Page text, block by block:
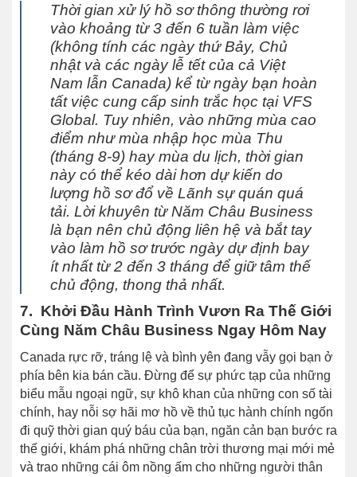
Thời gian xử lý hồ sơ thông thường rơi
vào khoảng từ 3 đến 6 tuần làm việc
(không tính các ngày thứ Bảy, Chủ
nhật và các ngày lễ tết của cả Việt
Nam lẫn Canada) kể từ ngày bạn hoàn
tất việc cung cấp sinh trắc học tại VFS
Global. Tuy nhiên, vào những mùa cao
điểm như mùa nhập học mùa Thu
(tháng 8-9) hay mùa du lịch, thời gian
này có thể kéo dài hơn dự kiến do
lượng hồ sơ đổ về Lãnh sự quán quá
tải. Lời khuyên từ Năm Châu Business
là bạn nên chủ động liên hệ và bắt tay
vào làm hồ sơ trước ngày dự định bay
ít nhất từ 2 đến 3 tháng để giữ tâm thế
chủ động, thong thả nhất.
7. Khởi Đầu Hành Trình Vươn Ra Thế Giới
Cùng Năm Châu Business Ngay Hôm Nay
Canada rực rỡ, tráng lệ và bình yên đang vẫy gọi bạn ở
phía bên kia bán cầu. Đừng để sự phức tạp của những
biểu mẫu ngoại ngữ, sự khô khan của những con số tài
chính, hay nỗi sợ hãi mơ hồ về thủ tục hành chính ngốn
đi quỹ thời gian quý báu của bạn, ngăn cản bạn bước ra
thế giới, khám phá những chân trời thương mại mới mẻ
và trao những cái ôm nồng ấm cho những người thân